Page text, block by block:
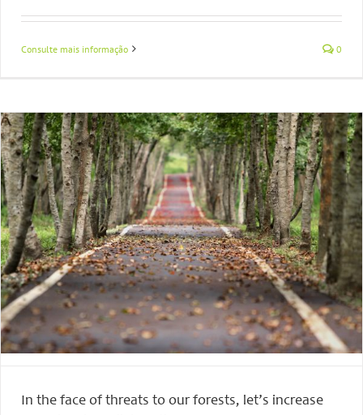
Consulte mais informação 0
In the face of threats to our forests, let’s increase